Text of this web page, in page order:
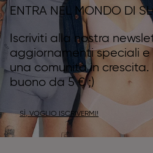
ENTRA NEL MONDO DI
Iscriviti alla nostra
aggiornamenti speciali
una comunità in crescita.
buono da 5 € ;)
SÌ, VOGLIO ISCRIVERMI!